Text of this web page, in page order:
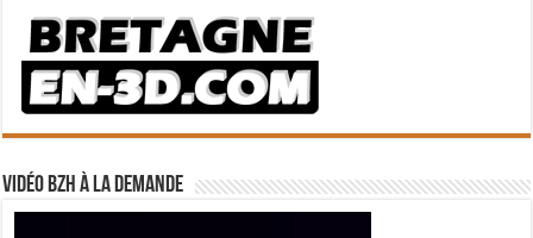
Vidéo BZH à la demande